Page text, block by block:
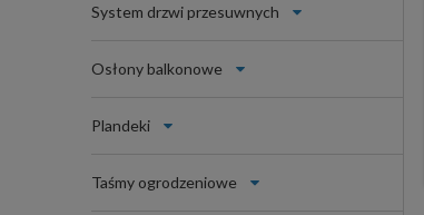
System drzwi przesuwnych
Osłony balkonowe
Plandeki
Taśmy ogrodzeniowe